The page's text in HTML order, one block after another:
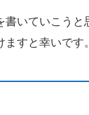
書いていこう
すと幸いです。